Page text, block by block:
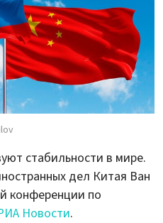
стабильности в мире.
дел Китая Ван
конференции по
Новости.